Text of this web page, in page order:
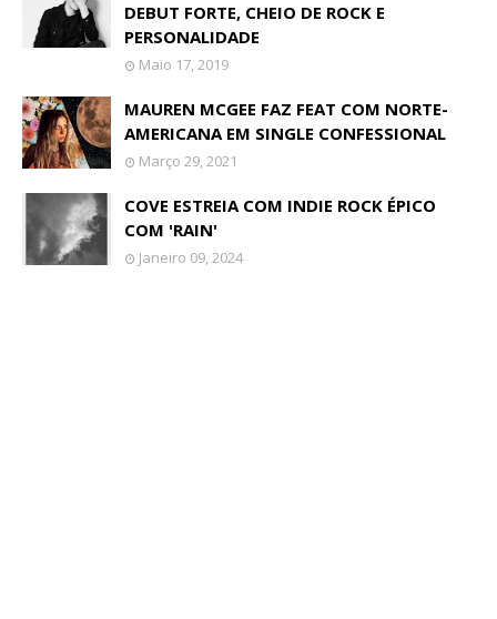
DEBUT FORTE, CHEIO DE ROCK E
PERSONALIDADE
Maio 17, 2019
MAUREN MCGEE FAZ FEAT COM NORTE-
AMERICANA EM SINGLE CONFESSIONAL
Março 29, 2021
COVE ESTREIA COM INDIE ROCK ÉPICO
COM 'RAIN'
Janeiro 09, 2024